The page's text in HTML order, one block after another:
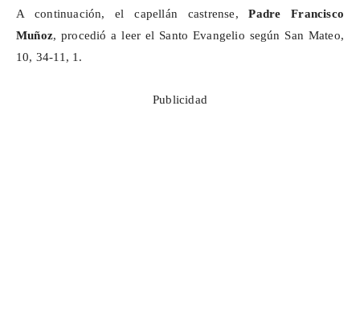
A continuación, el capellán castrense,Padre Francisco
Muñoz, procedió a leer el Santo Evangelio según San Mateo,
10, 34-11, 1.
Publicidad